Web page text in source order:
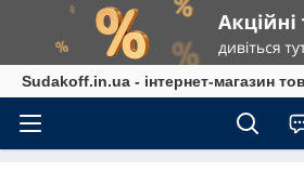
Sudakoff.in.ua - інтернет-магазин